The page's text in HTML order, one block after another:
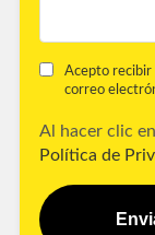
Acepto recibir
correo
Al hacer clic
Política de